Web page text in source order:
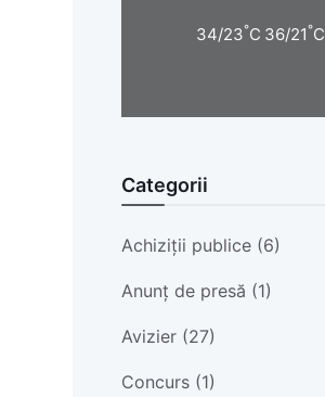
34/23°C 36/21°C
Categorii
Achiziții publice (6)
Anunț de presă (1)
Avizier (27)
Concurs (1)